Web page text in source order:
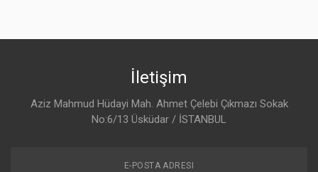
İletişim
Aziz Mahmud Hüdayi Mah. Ahmet Çelebi Çıkmazı Sokak
No:6/13 Üsküdar / İSTANBUL
E-POSTA ADRESI